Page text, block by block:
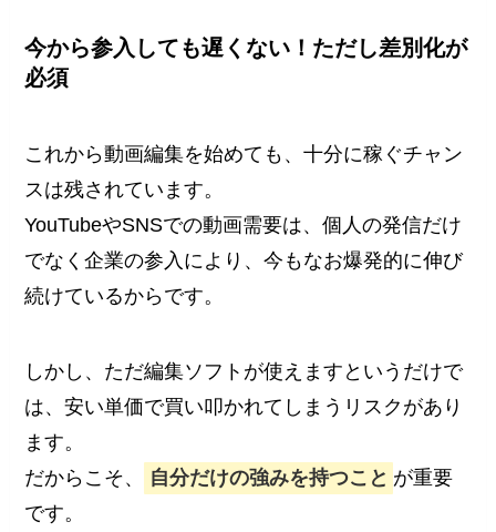
今から参入しても遅くない！ただし差別化が
必須
これから動画編集を始めても、十分に稼ぐチャン
スは残されています。
YouTubeやSNSでの動画需要は、個人の発信だけ
でなく企業の参入により、今もなお爆発的に伸び
続けているからです。
しかし、ただ編集ソフトが使えますというだけで
は、安い単価で買い叩かれてしまうリスクがあり
ます。
だからこそ、
自分だけの強みを持つこと が重要
です。